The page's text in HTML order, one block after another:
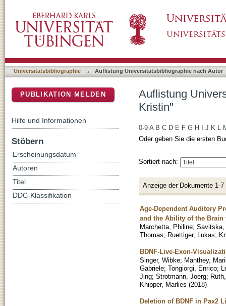
Universitätsbibliographie → Auflistung Universitätsbibliographie nach Autor
Auflistung
Kristin"
0-9 A B C D E F G H J K L
Oder geben Sie die ersten
Sortiert nach:
Anzeige der Dokumente 1-7
Age-Dependent Auditory
and the Ability of the Brain
Marchetta, Philine; Savitska,
Thomas; Ruettiger, Lukas;
BDNF-Live-Exon-
Singer, Wibke; Manthey,
Gabriele; Tongiorgi, Enrico;
Jing; Strotmann, Joerg;
Knipper, Marlies (2018)
Deletion of BDNF in Pax2
PUBLIKATION MELDEN
Hilfe und Informationen
Stöbern
Erscheinungsdatum
Autoren
Titel
DDC-Klassifikation